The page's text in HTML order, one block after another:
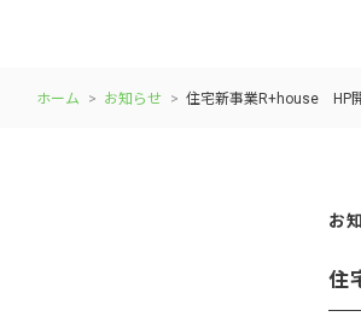
ホーム お知らせ 住宅新事業R+house HP
お
住